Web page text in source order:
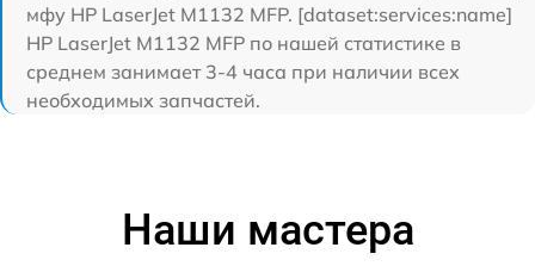
мфу HP LaserJet M1132 MFP. [dataset:services:name]
HP LaserJet M1132 MFP по нашей статистике в
среднем занимает 3-4 часа при наличии всех
необходимых запчастей.
Наши мастера